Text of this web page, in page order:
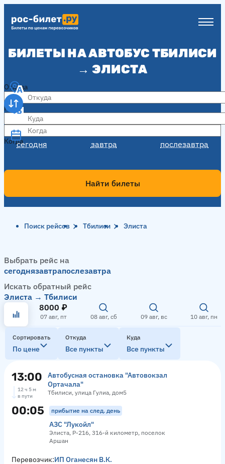
БИЛЕТЫ НА АВТОБУС ТБИЛИСИ
→ ЭЛИСТА
Откуда
Куда
Когда
сегодня завтра послезавтра
Когда
Найти билеты
Поиск рейсов Тбилиси Элиста
Выбрать рейс на
сегоднязавтрапослезавтра
Искать обратный рейс
Элиста → Тбилиси
8000 ₽
07 авг, пт 08 авг, сб 09 авг, вс 10 авг, пн
Сортировать
По цене
Откуда
Все пункты
Куда
Все пункты
13:00
Автобусная остановка "Автовокзал
Ортачала"
Тбилиси, улица Гулиа, дом5
12 ч 5 м
в пути
00:05 прибытие на след. день
АЗС "Лукойл"
Элиста, Р-216, 316-й километр, поселок
Аршан
Перевозчик:ИП Оганесян В.К.